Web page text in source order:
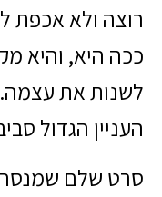
רוצה ולא אכפת
ככה היא, והיא
לשנות את
העניין הגדול
סרט שלם שמנסה